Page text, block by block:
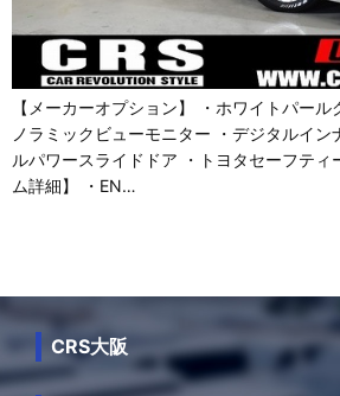
【メーカーオプション】 ・ホワイトパー
ノラミックビューモニター ・デジタルイ
ルパワースライドドア ・トヨタセーフテ
ム詳細】 ・EN…
CRS大阪